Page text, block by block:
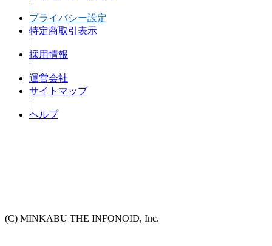
|
プライバシー設定
特定商取引表示
|
採用情報
|
運営会社
サイトマップ
|
ヘルプ
(C) MINKABU THE INFONOID, Inc.